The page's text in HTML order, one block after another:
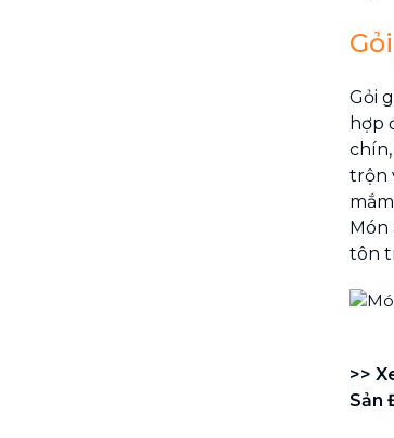
Gỏi
hợp
trộn
Món
tôn
>>
Sản